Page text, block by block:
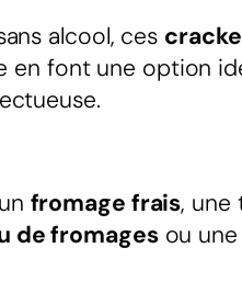
alcool, ces
font une option
fromage frais, une
de fromagesou une